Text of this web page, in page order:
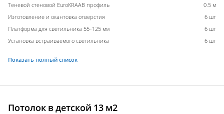
Теневой стеновой EuroKRAAB профиль
0.5 м
Изготовление и окантовка отверстия
6 шт
Платформа для светильника 55-125 мм
6 шт
Установка встраиваемого светильника
6 шт
Показать полный список
Потолок в детской 13 м2